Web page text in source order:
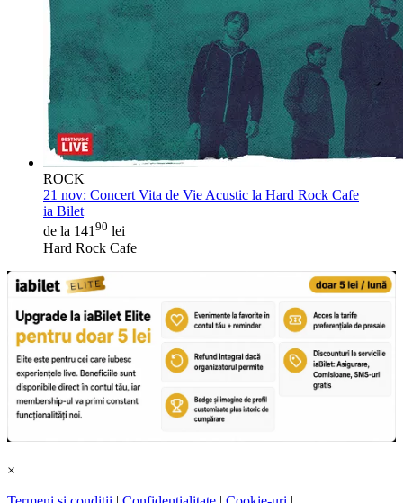
ROCK
21 nov: Concert Vita de Vie Acustic la Hard Rock Cafe
ia Bilet
de la 14190 lei
Hard Rock Cafe
×